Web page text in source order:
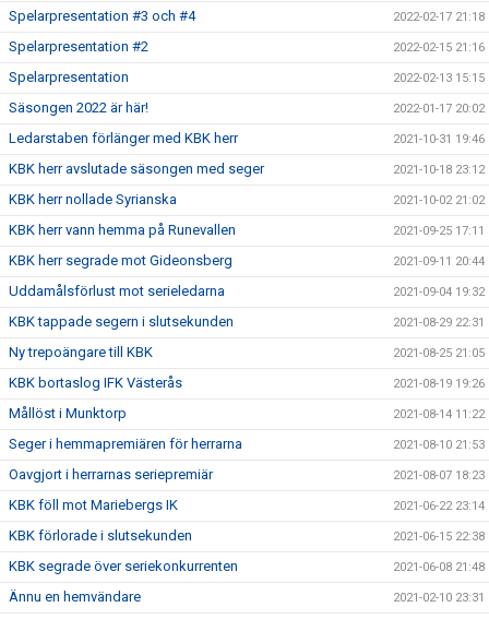
Spelarpresentation #3 och #4 2022-02-17 21:18
Spelarpresentation #2 2022-02-15 21:16
Spelarpresentation 2022-02-13 15:15
Säsongen 2022 är här! 2022-01-17 20:02
Ledarstaben förlänger med KBK herr 2021-10-31 19:46
KBK herr avslutade säsongen med seger 2021-10-18 23:12
KBK herr nollade Syrianska 2021-10-02 21:02
KBK herr vann hemma på Runevallen 2021-09-25 17:11
KBK herr segrade mot Gideonsberg 2021-09-11 20:44
Uddamålsförlust mot serieledarna 2021-09-04 19:32
KBK tappade segern i slutsekunden 2021-08-29 22:31
Ny trepoängare till KBK 2021-08-25 21:05
KBK bortaslog IFK Västerås 2021-08-19 19:26
Mållöst i Munktorp 2021-08-14 11:22
Seger i hemmapremiären för herrarna 2021-08-10 21:53
Oavgjort i herrarnas seriepremiär 2021-08-07 18:23
KBK föll mot Mariebergs IK 2021-06-22 23:14
KBK förlorade i slutsekunden 2021-06-15 22:38
KBK segrade över seriekonkurrenten 2021-06-08 21:48
Ännu en hemvändare 2021-02-10 23:31